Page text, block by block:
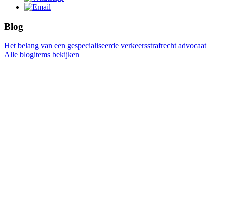
Blog
Het belang van een gespecialiseerde verkeersstrafrecht advocaat
Alle blogitems bekijken